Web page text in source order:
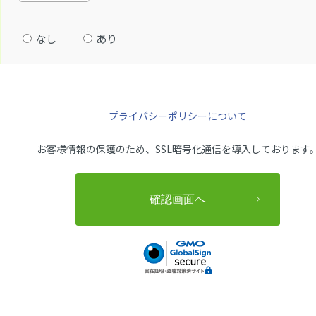
なし あり
プライバシーポリシーについて
お客様情報の保護のため、SSL暗号化通信を導入しております